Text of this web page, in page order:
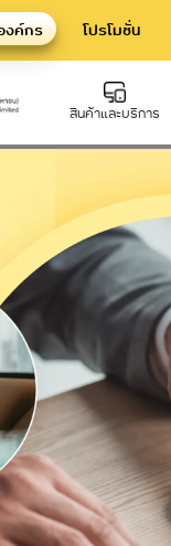
งค์กร โปรโมชั่น
สินค้าและบริการ
ม
Tower
สียงผ่านโทรศัพท์